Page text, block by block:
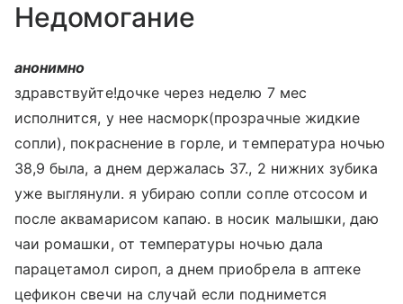
Недомогание
анонимно
здравствуйте!дочке через неделю 7 мес
исполнится, у нее насморк(прозрачные жидкие
сопли), покраснение в горле, и температура ночью
38,9 была, а днем держалась 37., 2 нижних зубика
уже выглянули. я убираю сопли сопле отсосом и
после аквамарисом капаю. в носик малышки, даю
чаи ромашки, от температуры ночью дала
парацетамол сироп, а днем приобрела в аптеке
цефикон свечи на случай если поднимется